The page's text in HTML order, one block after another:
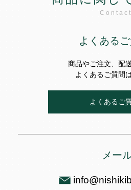
Contact
よくある
商品やご注文、配
よくあるご質問
よくあるご
メー